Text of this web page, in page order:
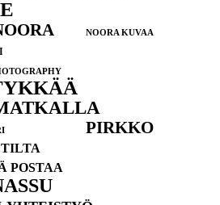
NOORA KUVAA
PIRKKO
POSTAA